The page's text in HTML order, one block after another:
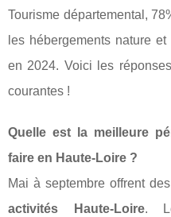
Tourisme départemental,
les hébergements nature
en 2024. Voici les
courantes !
Quelle est la meilleure
faire en Haute-Loire ?
Mai à septembre offrent
activités Haute-Loire.